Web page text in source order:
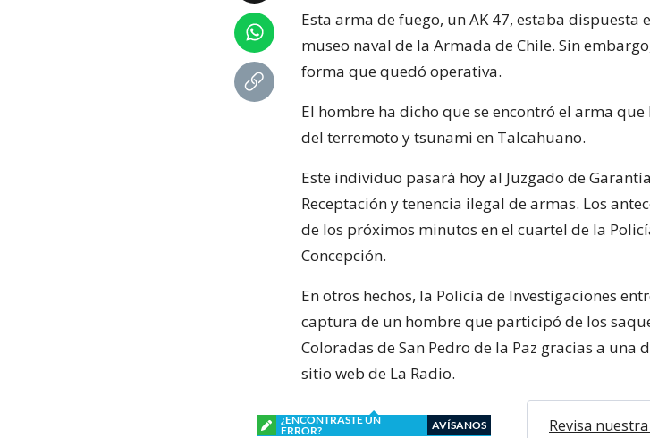
Esta arma de fuego, un AK 47, estaba dispuesta
museo naval de la Armada de Chile. Sin
forma que quedó operativa.
El hombre ha dicho que se encontró el arma
del terremoto y tsunami en Talcahuano.
Este individuo pasará hoy al Juzgado de
Receptación y tenencia ilegal de armas. Los
de los próximos minutos en el cuartel de la
Concepción.
En otros hechos, la Policía de Investigaciones
captura de un hombre que participó de los
Coloradas de San Pedro de la Paz gracias a una
sitio web de La Radio.
¿ENCONTRASTE UN
ERROR?
AVÍSANOS Revisa